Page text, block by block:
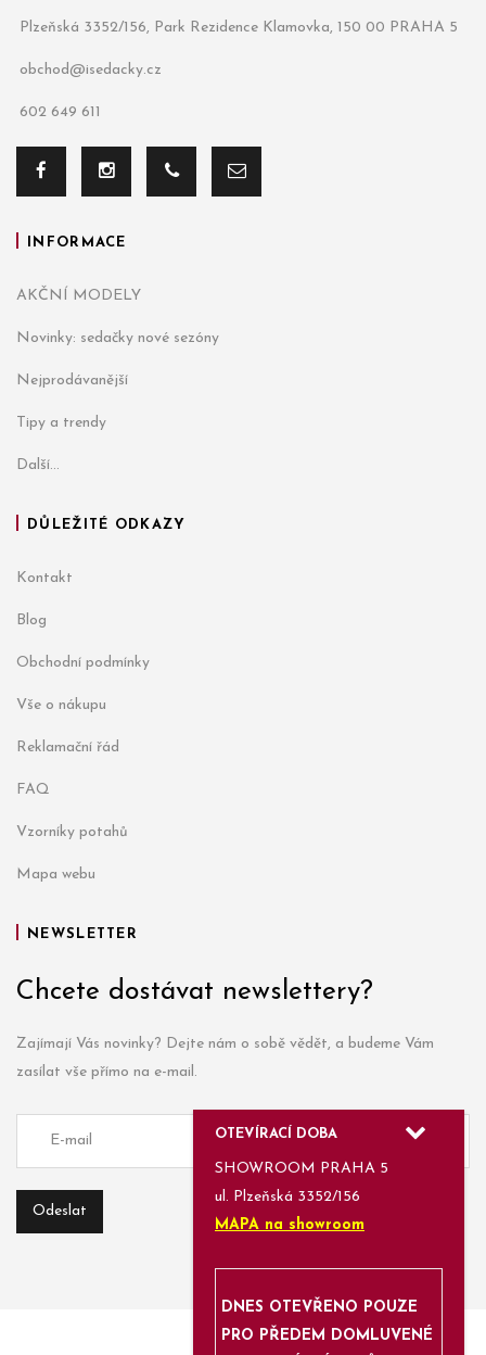
Plzeňská 3352/156, Park Rezidence Klamovka, 150 00 PRAHA 5
obchod@isedacky.cz
602 649 611
INFORMACE
AKČNÍ MODELY
Novinky: sedačky nové sezóny
Nejprodávanější
Tipy a trendy
Další...
DŮLEŽITÉ ODKAZY
Kontakt
Blog
Obchodní podmínky
Vše o nákupu
Reklamační řád
FAQ
Vzorníky potahů
Mapa webu
NEWSLETTER
Chcete dostávat newslettery?
Zajímají Vás novinky? Dejte nám o sobě vědět, a budeme Vám
zasílat vše přímo na e-mail.
OTEVÍRACÍ DOBA
SHOWROOM PRAHA 5
ul. Plzeňská 3352/156
MAPA na showroom
DNES OTEVŘENO POUZE
PRO PŘEDEM DOMLUVENÉ